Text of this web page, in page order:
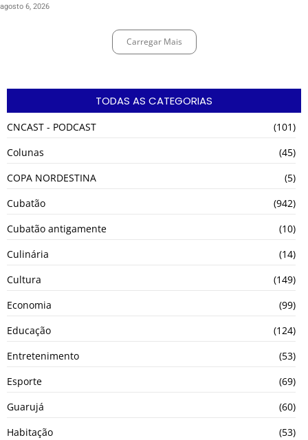
agosto 6, 2026
Carregar Mais
TODAS AS CATEGORIAS
CNCAST - PODCAST
(101)
Colunas
(45)
COPA NORDESTINA
(5)
Cubatão
(942)
Cubatão antigamente
(10)
Culinária
(14)
Cultura
(149)
Economia
(99)
Educação
(124)
Entretenimento
(53)
Esporte
(69)
Guarujá
(60)
Habitação
(53)